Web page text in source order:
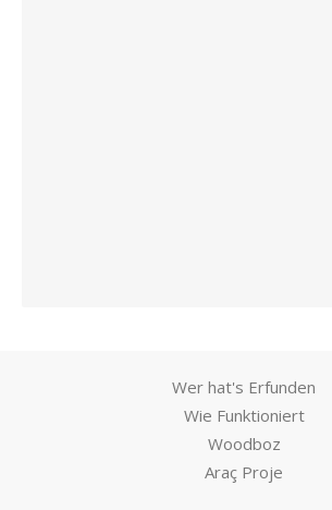
Wer hat's Erfunden
Wie Funktioniert
Woodboz
Araç Proje